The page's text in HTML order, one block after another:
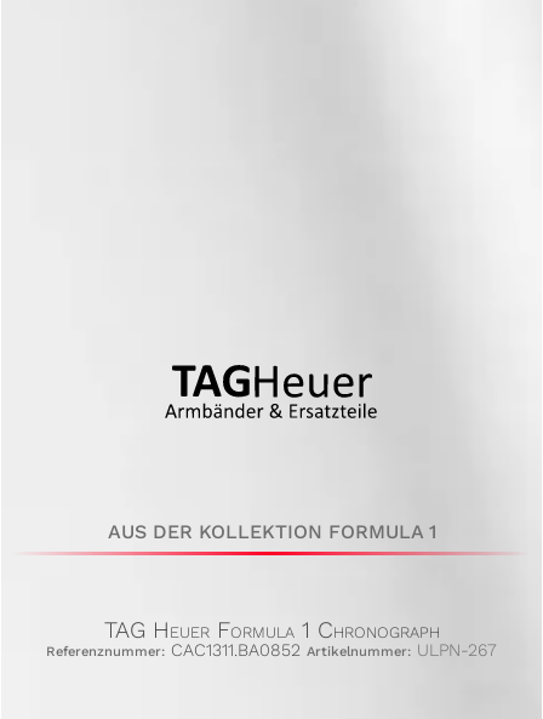
AUS DER KOLLEKTION FORMULA 1
TAG Heuer Formula 1 Chronograph
Referenznummer: CAC1311.BA0852 Artikelnummer: ULPN-267